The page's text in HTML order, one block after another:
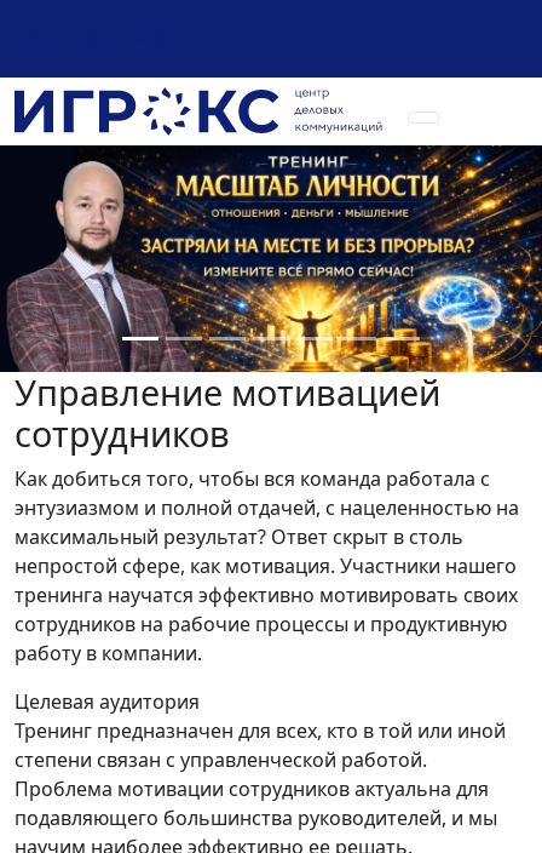
Управление мотивацией
сотрудников
Как добиться того, чтобы вся команда работала с
энтузиазмом и полной отдачей, с нацеленностью на
максимальный результат? Ответ скрыт в столь
непростой сфере, как мотивация. Участники нашего
тренинга научатся эффективно мотивировать своих
сотрудников на рабочие процессы и продуктивную
работу в компании.
Целевая аудитория
Тренинг предназначен для всех, кто в той или иной
степени связан с управленческой работой.
Проблема мотивации сотрудников актуальна для
подавляющего большинства руководителей, и мы
научим наиболее эффективно ее решать.